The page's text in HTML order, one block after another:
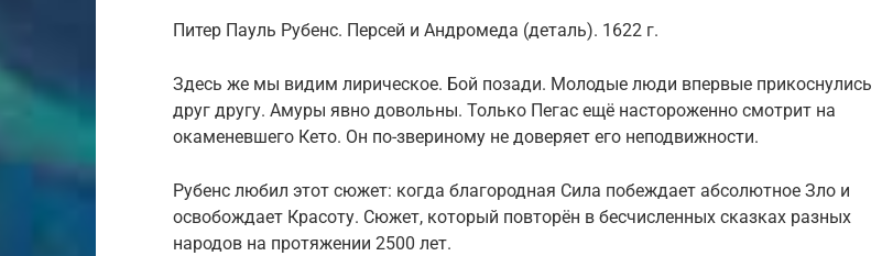
Питер Пауль Рубенс. Персей и Андромеда (деталь). 1622 г.
Здесь же мы видим лирическое. Бой позади. Молодые люди впервые прикоснулись
друг другу. Амуры явно довольны. Только Пегас ещё настороженно смотрит на
окаменевшего Кето. Он по-звериному не доверяет его неподвижности.
Рубенс любил этот сюжет: когда благородная Сила побеждает абсолютное Зло и
освобождает Красоту. Сюжет, который повторён в бесчисленных сказках разных
народов на протяжении 2500 лет.